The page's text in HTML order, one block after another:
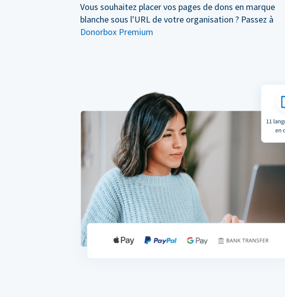
Vous souhaitez placer vos pages de dons en marque
blanche sous l'URL de votre organisation ? Passez à
Donorbox Premium